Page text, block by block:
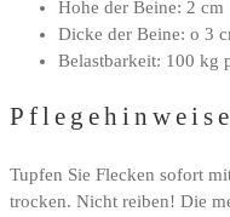
Hohe der Beine: 2 cm
Dicke der Beine: o 3
Belastbarkeit: 100 kg
Pflegehinweise
Tupfen Sie Flecken sofort
trocken. Nicht reiben! Die